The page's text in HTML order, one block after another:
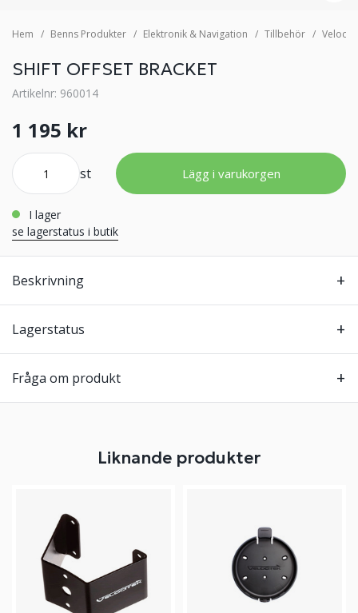
Hem Benns Produkter Elektronik & Navigation Tillbehör
SHIFT OFFSET BRACKET
Artikelnr: 960014
1 195 kr
st Lägg i varukorgen
i lager
se lagerstatus i butik
Beskrivning
Lagerstatus
Fråga om produkt
Liknande produkter